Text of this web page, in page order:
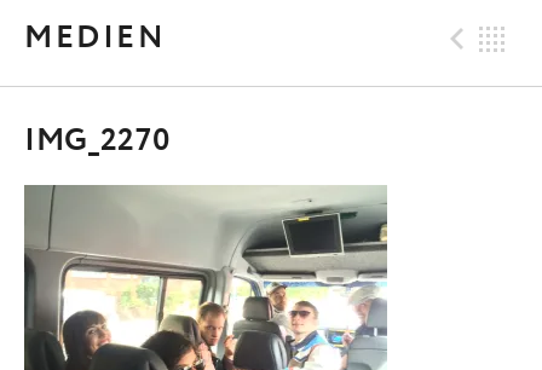
MEDIEN
IMG_2270